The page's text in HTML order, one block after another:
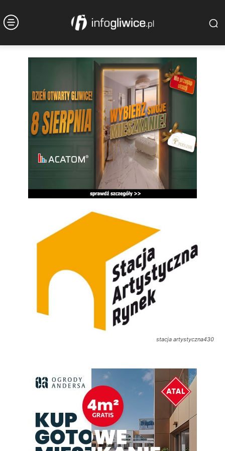
stacja artystyczna430